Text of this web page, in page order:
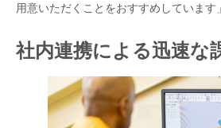
用意いただくことをおすすめしています」
社内連携による迅速な